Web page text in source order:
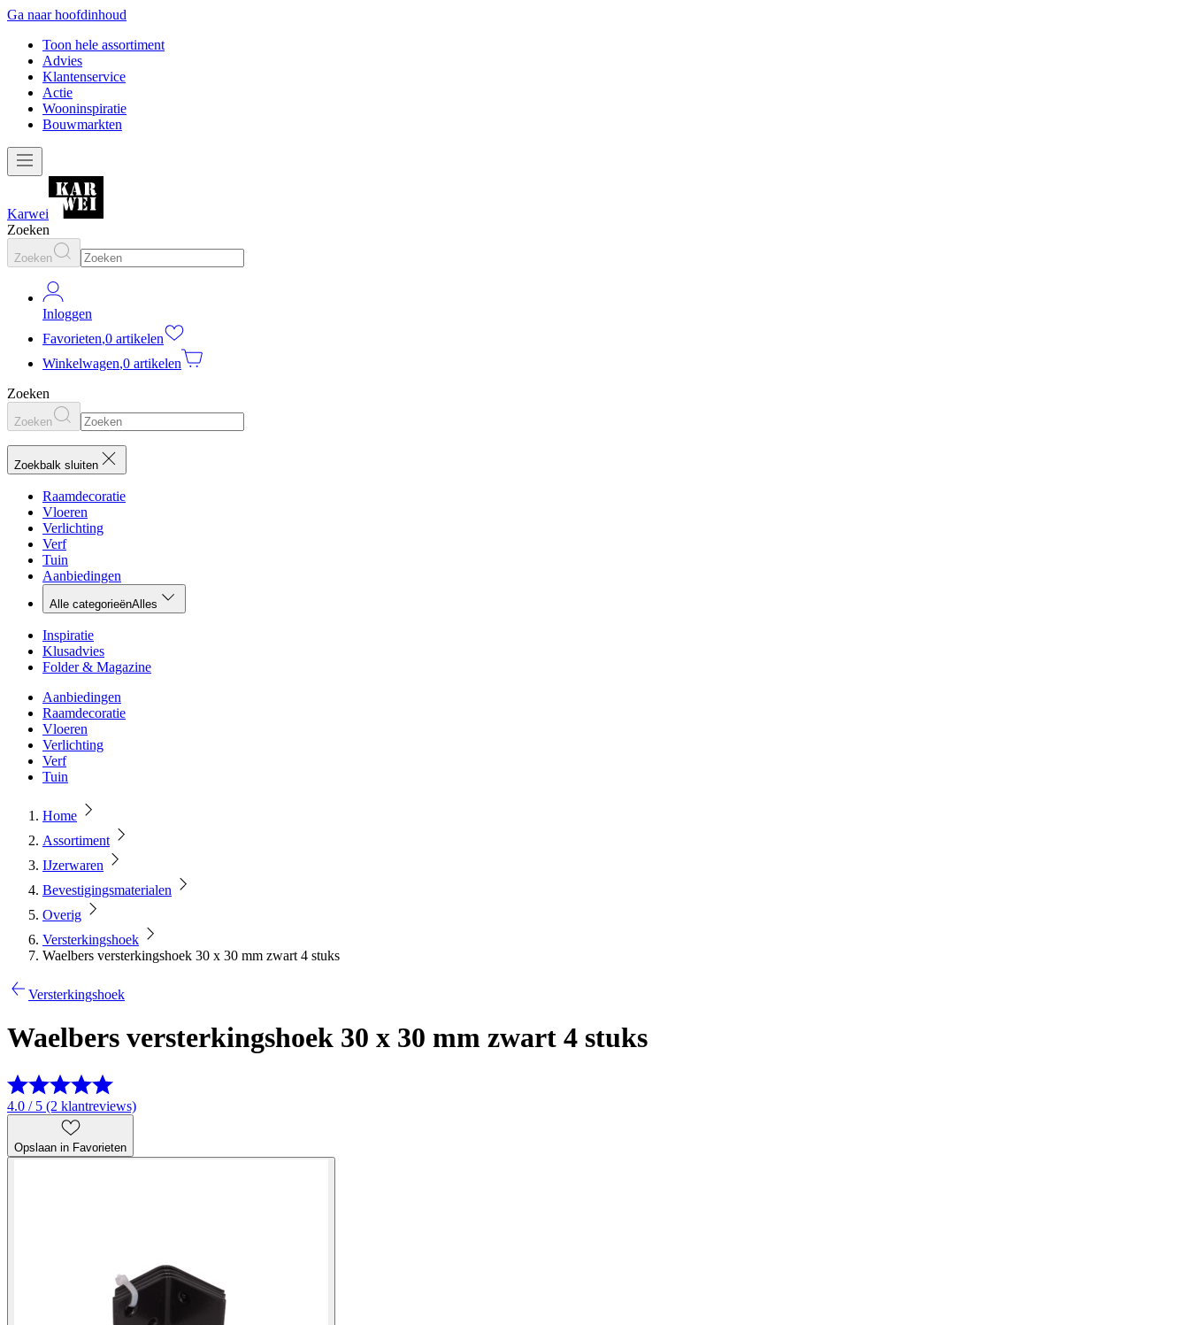
Ga naar hoofdinhoud
Toon hele assortiment
Advies
Klantenservice
Actie
Wooninspiratie
Bouwmarkten
Karwei
Zoeken
Zoeken
Inloggen
Favorieten,0 artikelen
Winkelwagen,0 artikelen
Zoeken
Zoeken
Zoekbalk sluiten
Raamdecoratie
Vloeren
Verlichting
Verf
Tuin
Aanbiedingen
Alle categorieënAlles
Inspiratie
Klusadvies
Folder & Magazine
Aanbiedingen
Raamdecoratie
Vloeren
Verlichting
Verf
Tuin
Home
Assortiment
IJzerwaren
Bevestigingsmaterialen
Overig
Versterkingshoek
Waelbers versterkingshoek 30 x 30 mm zwart 4 stuks
Versterkingshoek
Waelbers versterkingshoek 30 x 30 mm zwart 4 stuks
4.0 / 5 (2 klantreviews)
Opslaan in Favorieten